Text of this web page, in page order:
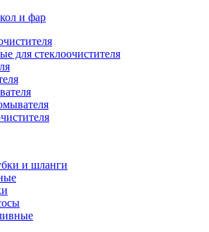
и фар
для стеклоочистителя
и шланги